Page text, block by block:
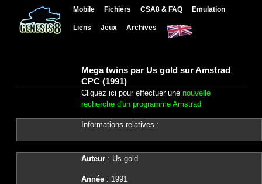
Mobile Fichiers CSA8 & FAQ Emulation
Liens Jeux Archives
Mega twins par Us gold sur Amstrad
CPC (1991)
Cliquez ici pour effectuer une nouvelle
recherche d'un programme Amstrad
Informations relatives :
Auteur: Us gold
Année: 1991